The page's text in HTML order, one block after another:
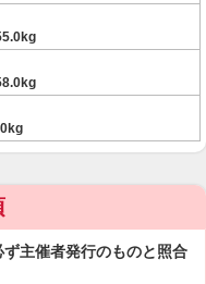
主催者発行のものと照合